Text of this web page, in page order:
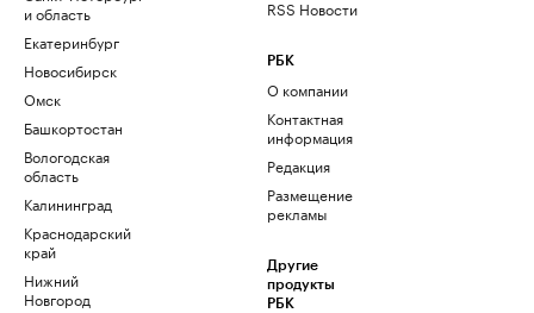
и область
Екатеринбург
Новосибирск
Омск
Башкортостан
Вологодская
область
Калининград
Краснодарский
край
Нижний
Новгород
RSS Новости
РБК
О компании
Контактная
информация
Редакция
Размещение
рекламы
Другие
продукты
РБК